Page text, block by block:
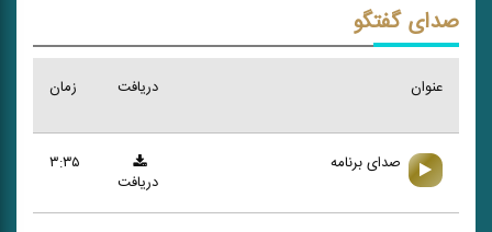
صدای گفتگو
عنوان زمان دریافت
صدای برنامه
۳:۳۵
دریافت